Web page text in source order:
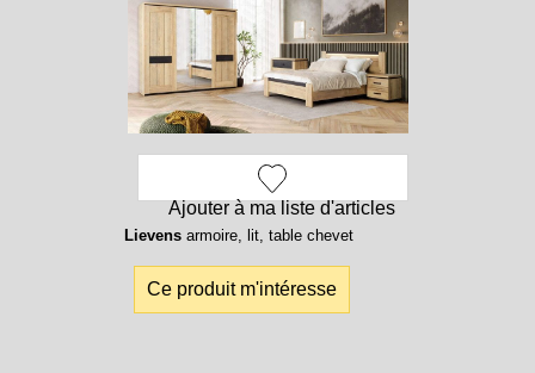
Ajouter à ma liste d'articles
Lievensarmoire, lit, table chevet
Ce produit m'intéresse